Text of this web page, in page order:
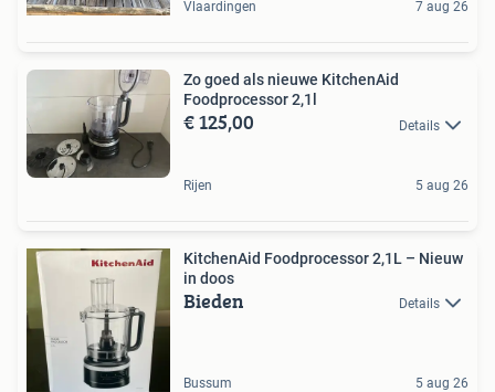
Vlaardingen 7 aug 26
Zo goed als nieuwe KitchenAid
Foodprocessor 2,1l
€ 125,00 Details
Rijen 5 aug 26
KitchenAid Foodprocessor 2,1L – Nieuw
in doos
Bieden Details
Bussum 5 aug 26